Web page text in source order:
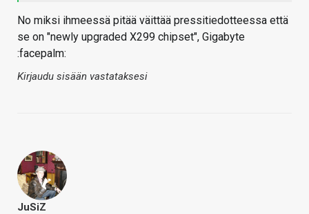
No miksi ihmeessä pitää väittää pressitiedotteessa että
se on "newly upgraded X299 chipset", Gigabyte
:facepalm:
Kirjaudu sisään vastataksesi
JuSiZ